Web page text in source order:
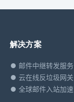
解决方案
邮件中继转发服务
云在线反垃圾网关
全球邮件入站加速